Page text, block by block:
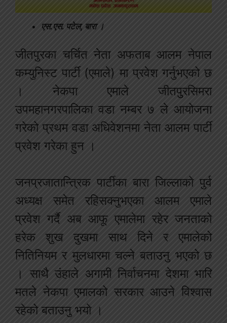
एस.एस. पटेल, बारा ।
जीतपुरका चर्चित नेता अफताब आलम नेपाल
कम्युनिस्ट पार्टी (एमाले) मा प्रवेश गर्नुभएको छ
। नेकपा एमाले जीतपुुरसिमरा
उपमहानगरपालिका वडा नम्बर ७ ले आयोजना
गरेको प्रथम वडा अधिवेशनमा नेता आलम पार्टी
प्रवेश गरेका हुन ।
जनप्रजातान्त्रिक पार्टीका बारा जिल्लाको पुर्व
अध्यक्ष समेत रहिसक्नुभएका आलम एमाले
प्रवेश गर्दै अब आफू एमालेमा रहेर जनताको
हरेक शुख दुखमा साथ दिने र एमालेको
नितिनियम र मुलधारमा चल्ने बताउनु भएको छ
। साथै उंहाले अगामी निर्वाचनमा देशमा भारि
मतले नेकपा एमालको सरकार आउने विश्वास
रहेको बताउनु भयो ।